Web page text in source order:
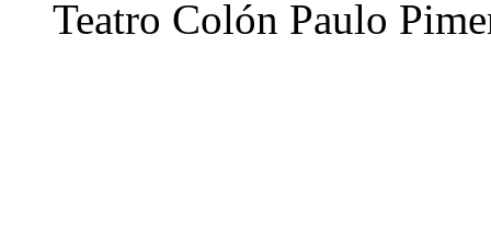
Teatro Colón Paulo